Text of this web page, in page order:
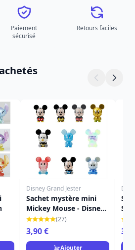
Paiement
sécurisé
Retours faciles
Disney Grand Jester
Sachet mystère mini
Mickey Mouse - Disney
Mickey
(27)
3,90 €
Ajouter